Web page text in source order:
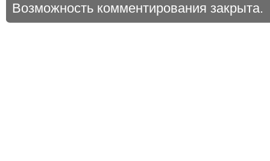
Возможность комментирования закрыта.